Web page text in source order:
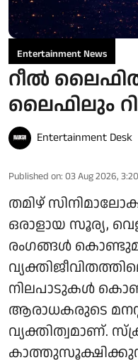
Entertainment News
റീൽ ലൈഫിൽ
ലൈഫിലും
Entertainment Desk
Published on: 03 Aug 2026,
തമിഴ്
ഒരാളായ സൂര്യ,
രംഗങ്ങൾ
നിലപാടുകൾ
ആരാധകരുടെ
വ്യക്തിത്വമാണ്.